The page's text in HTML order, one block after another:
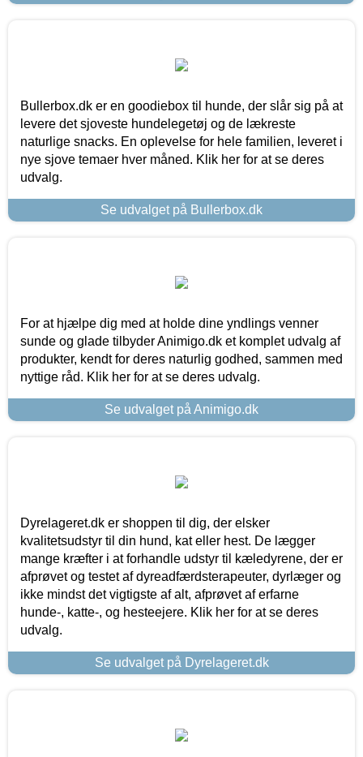
Bullerbox.dk er en goodiebox til hunde, der slår sig på at
levere det sjoveste hundelegetøj og de lækreste
naturlige snacks. En oplevelse for hele familien, leveret i
nye sjove temaer hver måned. Klik her for at se deres
udvalg.
Se udvalget på Bullerbox.dk
For at hjælpe dig med at holde dine yndlings venner
sunde og glade tilbyder Animigo.dk et komplet udvalg af
produkter, kendt for deres naturlig godhed, sammen med
nyttige råd. Klik her for at se deres udvalg.
Se udvalget på Animigo.dk
Dyrelageret.dk er shoppen til dig, der elsker
kvalitetsudstyr til din hund, kat eller hest. De lægger
mange kræfter i at forhandle udstyr til kæledyrene, der er
afprøvet og testet af dyreadfærdsterapeuter, dyrlæger og
ikke mindst det vigtigste af alt, afprøvet af erfarne
hunde-, katte-, og hesteejere. Klik her for at se deres
udvalg.
Se udvalget på Dyrelageret.dk